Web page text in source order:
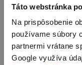
Táto webstránka
Na prispôsobenie
používame súbory
partnermi vrátane
Google využíva
Body